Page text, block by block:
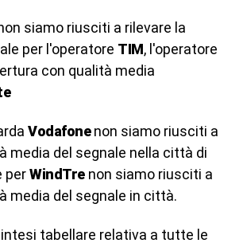
siamo riusciti a rilevare la
per l'operatore TIM, l'operatore
con qualità media
Vodafonenon siamo riusciti a
media del segnale nella città di
perWindTrenon siamo riusciti a
media del segnale in città.
tabellare relativa a tutte le